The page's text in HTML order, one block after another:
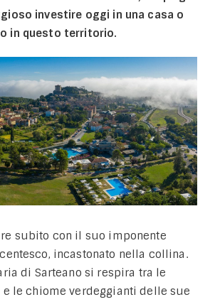
investire oggi in una casa o
in questo territorio.
subito con il suo imponente
incastonato nella collina.
di Sarteano si respira tra le
le chiome verdeggianti delle sue